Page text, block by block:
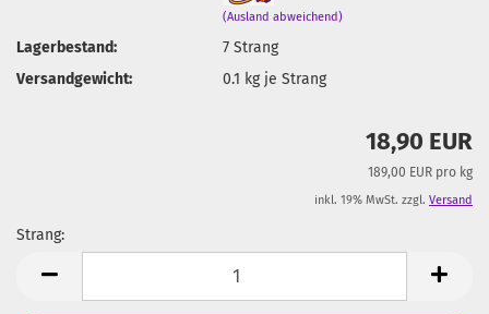
(Ausland abweichend)
Lagerbestand: 7Strang
Versandgewicht:
0.1 kg je Strang
18,90 EUR
189,00 EUR pro kg
inkl. 19% MwSt. zzgl. Versand
Strang: